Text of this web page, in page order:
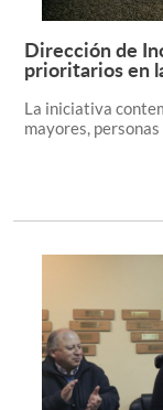
Dirección de
prioritarios en
La iniciativa
mayores,